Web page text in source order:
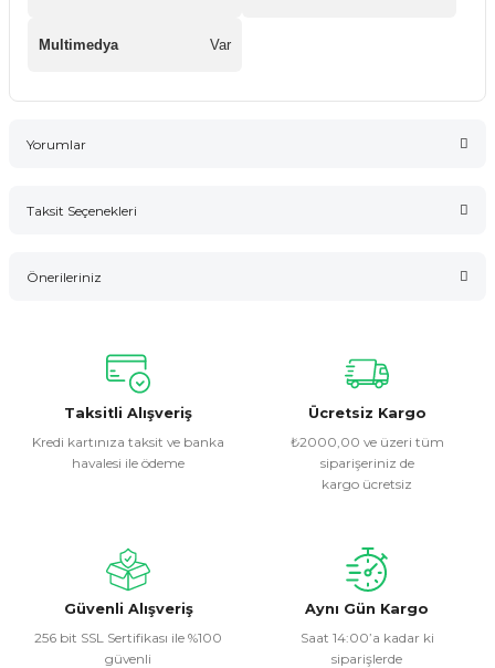
Multimedya Var
Yorumlar
Taksit Seçenekleri
Önerileriniz
konularda yetersiz gördüğünüz noktaları öneri formunu
kullanarak tarafımıza iletebilirsiniz.
Görüş ve önerileriniz için teşekkür ederiz.
Ürün resmi kalitesiz, bozuk veya görüntülenemiyor.
Ürün fiyatı diğer sitelerden daha pahalı.
Bu ürüne benzer farklı alternatifler olmalı.
Taksitli Alışveriş
Kredi kartınıza taksit ve banka
havalesi ile ödeme
Ücretsiz Kargo
₺2000,00 ve üzeri tüm
siparişeriniz de
kargo ücretsiz
Güvenli Alışveriş
256 bit SSL Sertifikası ile %100
güvenli
Aynı Gün Kargo
Saat 14:00’a kadar ki
siparişlerde